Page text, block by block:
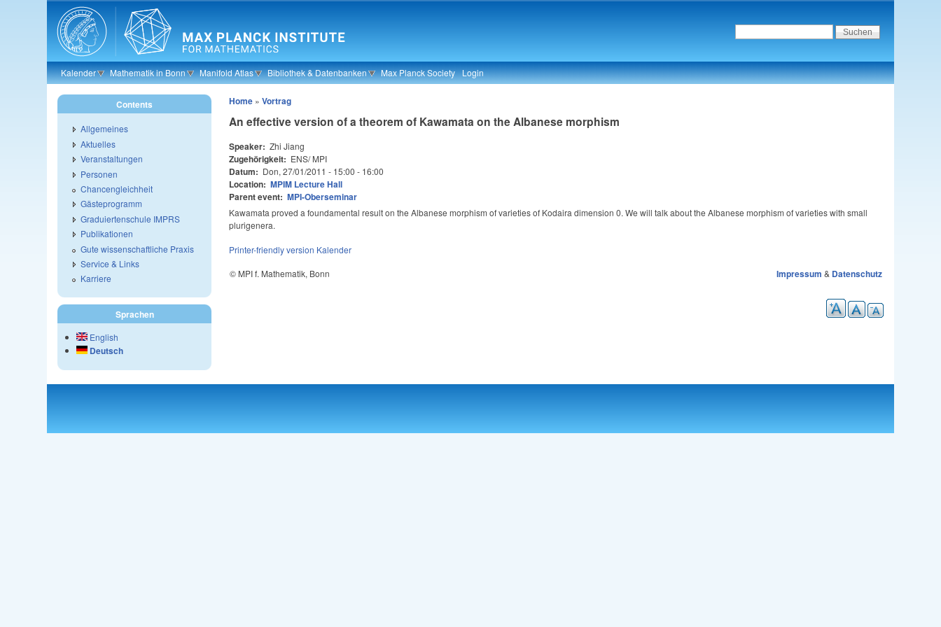
Kalender Mathematik in Bonn Manifold Atlas Bibliothek & Datenbanken Max Planck Society Login
Home »Vortrag
An effective version of a theorem of Kawamata on the Albanese morphism
Speaker: Zhi Jiang
Zugehörigkeit: ENS/ MPI
Datum: Don, 27/01/2011 - 15:00 - 16:00
Location: MPIM Lecture Hall
Parent event: MPI-Oberseminar
Kawamata proved a foundamental result on the Albanese morphism of varieties of Kodaira dimension 0. We will talk about the Albanese morphism of varieties with small
plurigenera.
Printer-friendly version Kalender
© MPI f. Mathematik, Bonn
Impressum & Datenschutz
Contents
Allgemeines
Aktuelles
Veranstaltungen
Personen
Chancengleichheit
Gästeprogramm
Graduiertenschule IMPRS
Publikationen
Gute wissenschaftliche Praxis
Service & Links
Karriere
Sprachen
English
Deutsch